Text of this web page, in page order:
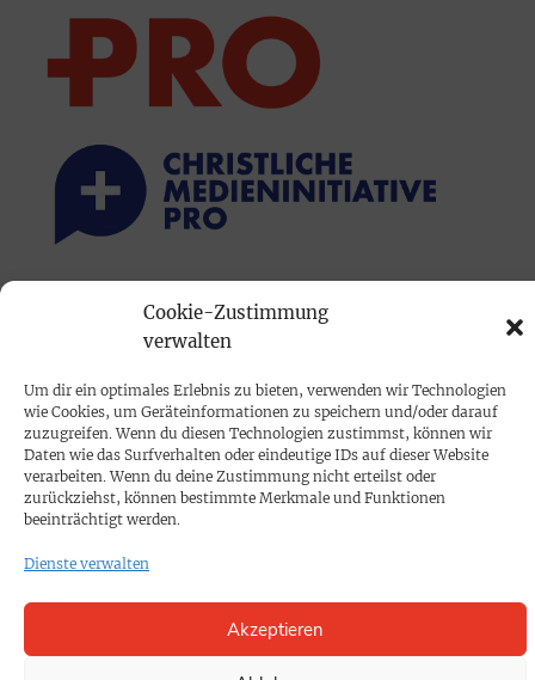
Cookie-Zustimmung
verwalten
Um dir ein optimales Erlebnis zu bieten, verwenden wir Technologien
wie Cookies, um Geräteinformationen zu speichern und/oder darauf
zuzugreifen. Wenn du diesen Technologien zustimmst, können wir
Daten wie das Surfverhalten oder eindeutige IDs auf dieser Website
verarbeiten. Wenn du deine Zustimmung nicht erteilst oder
zurückziehst, können bestimmte Merkmale und Funktionen
beeinträchtigt werden.
Dienste verwalten
Akzeptieren
PRINTAUSGABE
Mediadaten
PROKOMPAKT
Impressum
SPENDEN
Datenschutz
Cookie-Richtlinie